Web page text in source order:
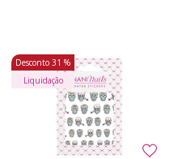
Desconto 31 %
Liquidação